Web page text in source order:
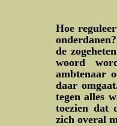
Hoe
de
woord
ambtenaar
daar
tegen alles
toezien dat
zich overal